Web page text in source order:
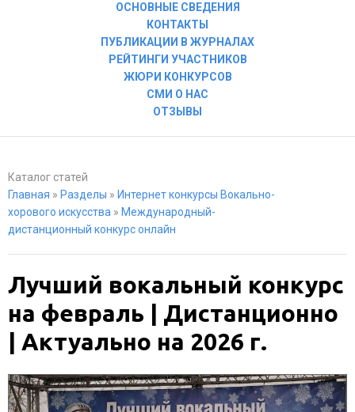
ОСНОВНЫЕ СВЕДЕНИЯ
КОНТАКТЫ
ПУБЛИКАЦИИ В ЖУРНАЛАХ
РЕЙТИНГИ УЧАСТНИКОВ
ЖЮРИ КОНКУРСОВ
СМИ О НАС
ОТЗЫВЫ
Каталог статей
Главная » Разделы » Интернет конкурсы Вокально-
хорового искусства » Международный-
дистанционный конкурс онлайн
Лучший вокальный конкурс
на февраль | Дистанционно
| Актуально на 2026 г.